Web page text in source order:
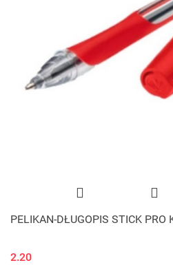
PELIKAN-DŁUGOPIS STICK PRO
2.20